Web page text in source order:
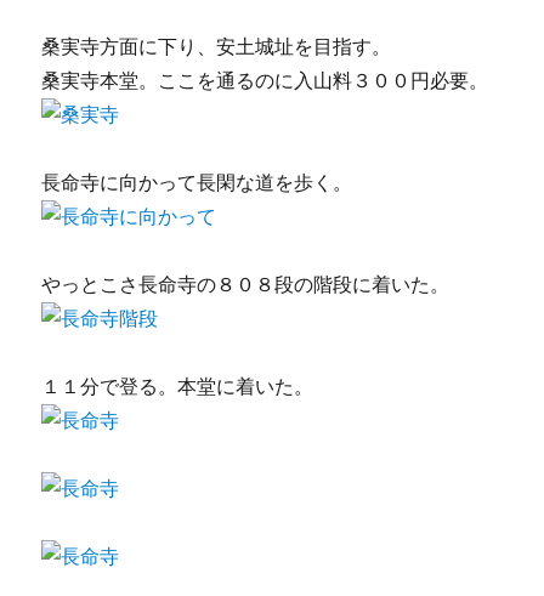
桑実寺方面に下り、安土城址を目指す。
桑実寺本堂。ここを通るのに入山料３００円必要。
長命寺に向かって長閑な道を歩く。
やっとこさ長命寺の８０８段の階段に着いた。
１１分で登る。本堂に着いた。